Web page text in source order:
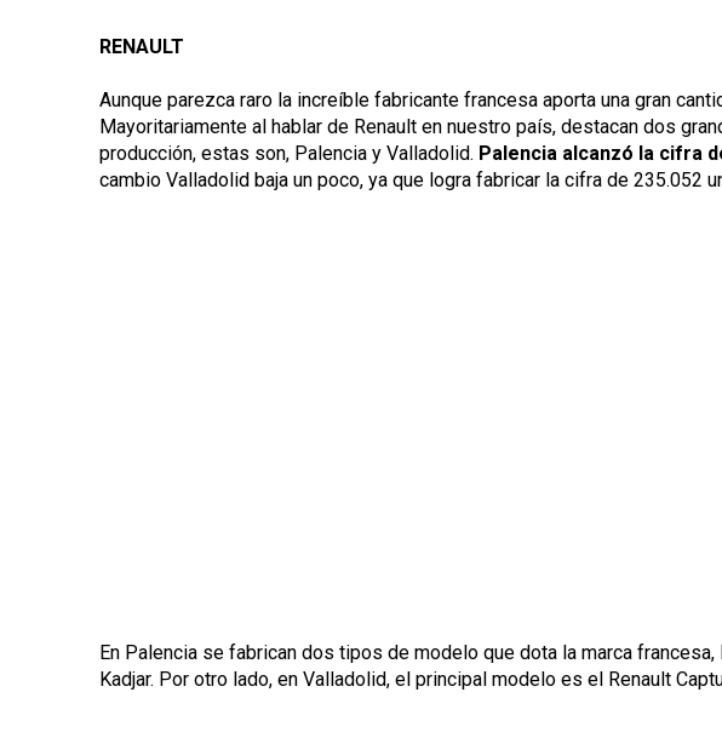
RENAULT
Aunque parezca raro la increíble fabricante francesa aporta una gran
Mayoritariamente al hablar de Renault en nuestro país, destacan dos
producción, estas son, Palencia y Valladolid. Palencia alcanzó la cifra
cambio Valladolid baja un poco, ya que logra fabricar la cifra de 235.052
En Palencia se fabrican dos tipos de modelo que dota la marca
Kadjar. Por otro lado, en Valladolid, el principal modelo es el Renault